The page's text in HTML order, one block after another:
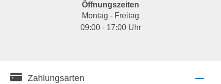
Öffnungszeiten
Montag - Freitag
09:00 - 17:00 Uhr
Zahlungsarten